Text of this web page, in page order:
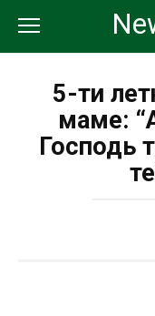
контенту
5-ти
маме:
Господь